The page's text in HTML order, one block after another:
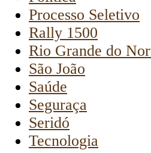
Processo Seletivo
Rally 1500
Rio Grande do
São João
Saúde
Seguraça
Seridó
Tecnologia